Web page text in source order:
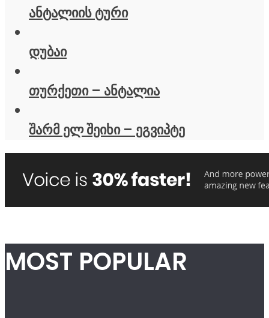
ანტალიის ტური
დუბაი
თურქეთი – ანტალია
შარმ ელ შეიხი – ეგვიპტე
MOST POPULAR